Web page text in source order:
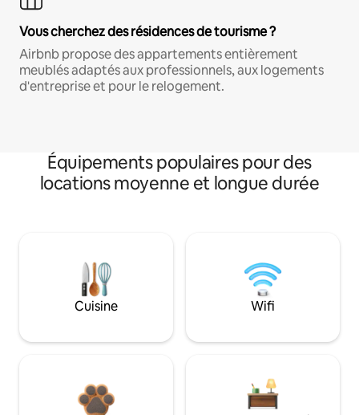
Vous cherchez des résidences de tourisme ?
Airbnb propose des appartements entièrement
meublés adaptés aux professionnels, aux logements
d'entreprise et pour le relogement.
Équipements populaires pour des
locations moyenne et longue durée
Cuisine Wifi